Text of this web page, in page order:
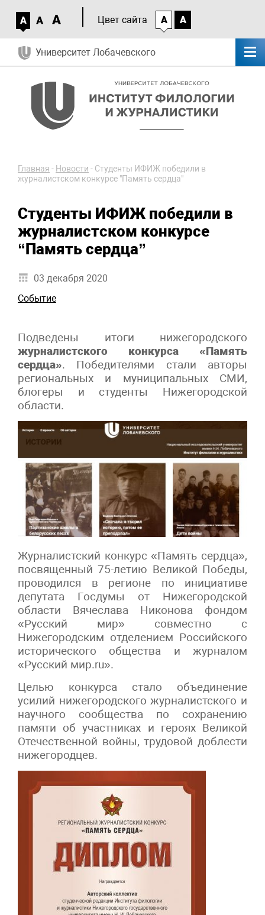
A A A Цвет сайта A A
Университет Лобачевского
Главная - Новости - Студенты ИФИЖ победили в
журналистском конкурсе "Память сердца"
Студенты ИФИЖ победили в
журналистском конкурсе
“Память сердца”
03 декабря 2020
Событие
Подведены итоги нижегородского
журналистского конкурса «Память
сердца». Победителями стали авторы
региональных и муниципальных СМИ,
блогеры и студенты Нижегородской
области.
Журналистский конкурс «Память сердца»,
посвященный 75-летию Великой Победы,
проводился в регионе по инициативе
депутата Госдумы от Нижегородской
области Вячеслава Никонова фондом
«Русский мир» совместно с
Нижегородским отделением Российского
исторического общества и журналом
«Русский мир.ru».
Целью конкурса стало объединение
усилий нижегородского журналистского и
научного сообщества по сохранению
памяти об участниках и героях Великой
Отечественной войны, трудовой доблести
нижегородцев.